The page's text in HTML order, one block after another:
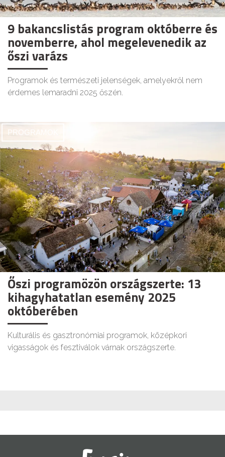
9 bakancslistás program októberre és
novemberre, ahol megelevenedik az
őszi varázs
Programok és természeti jelenségek, amelyekről nem
érdemes lemaradni 2025 őszén.
PROGRAMOK
Őszi programözön országszerte: 13
kihagyhatatlan esemény 2025
októberében
Kulturális és gasztronómiai programok, középkori
vigasságok és fesztiválok várnak országszerte.